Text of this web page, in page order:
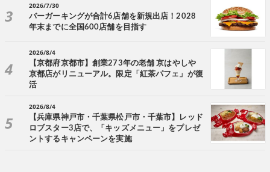
2026/7/30
バーガーキングが合計6店舗を新規出店！2028
年末までに全国600店舗を目指す
2026/8/4
【京都府京都市】創業273年の老舗 京はやしや
京都店がリニューアル。限定「紅茶パフェ」が復
活
2026/8/4
【兵庫県神戸市・千葉県松戸市・千葉市】レッド
ロブスター3店で、「キッズメニュー」をプレゼ
ントするキャンペーンを実施